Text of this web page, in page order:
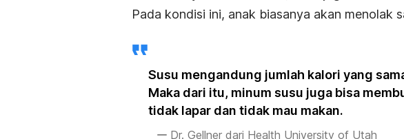
Pada kondisi ini, anak biasanya akan menolak
Susu mengandung jumlah kalori yang
Maka dari itu, minum susu juga bisa
tidak lapar dan tidak mau makan.
Dr. Gellner dari Health University of Utah